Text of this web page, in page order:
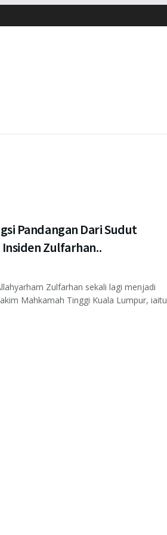
Pandangan Dari Sudut
Zulfarhan..
Zulfarhan sekali lagi menjadi
Mahkamah Tinggi Kuala Lumpur, iaitu